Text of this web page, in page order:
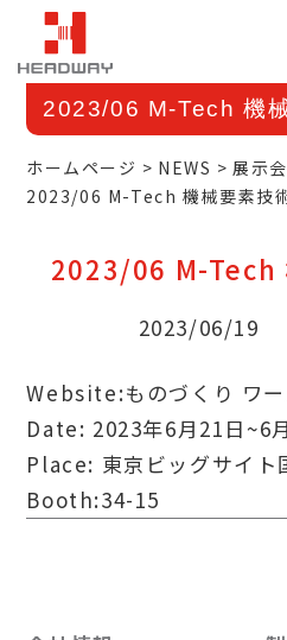
2023/06 M-Tech 機
ホームページ NEWS
展示会
2023/06 M-Tech 機械要素技
2023/06 M-Tech
2023/06/19
Website:ものづくり ワ
Date: 2023年6月21日~6
Place: 東京ビッグサイト
Booth:34-15